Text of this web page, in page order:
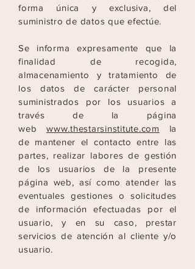
forma única y exclusiva, del
suministro de datos que efectúe.
Se informa expresamente que la
finalidad de recogida,
almacenamiento y tratamiento de
los datos de carácter personal
suministrados por los usuarios a
través de la página
web www.thestarsinstitute.com
la
de mantener el contacto entre las
partes, realizar labores de gestión
de los usuarios de la presente
página web, así como atender las
eventuales gestiones o solicitudes
de información efectuadas por el
usuario, y en su caso, prestar
servicios de atención al cliente y/o
usuario.